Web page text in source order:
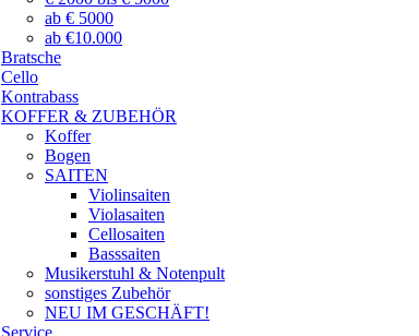
ab € 5000
ab €10.000
Bratsche
Cello
Kontrabass
KOFFER & ZUBEHÖR
Koffer
Bogen
SAITEN
Violinsaiten
Violasaiten
Cellosaiten
Basssaiten
Musikerstuhl & Notenpult
sonstiges Zubehör
NEU IM GESCHÄFT!
Service